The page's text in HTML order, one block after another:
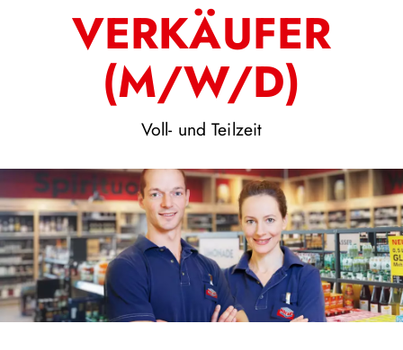
VERKÄUFER
(M/W/D)
Voll- und Teilzeit